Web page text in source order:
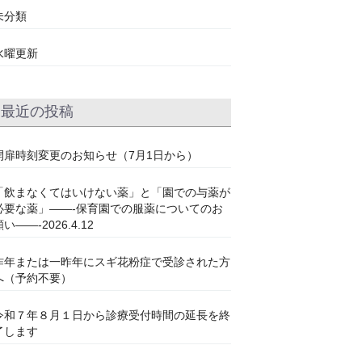
分類
曜更新
最近の投稿
扉時刻変更のお知らせ（7月1日から）
飲まなくてはいけない薬」と「園での与薬が
要な薬」——-保育園での服薬についてのお
い——-2026.4.12
年または一昨年にスギ花粉症で受診された方
（予約不要）
和７年８月１日から診療受付時間の延長を終
します